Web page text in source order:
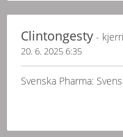
Clintongesty -
20. 6. 2025 6:35
Svenska Pharma: